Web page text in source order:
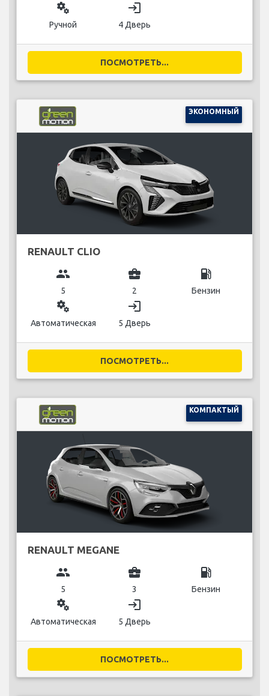
miscellaneous_services
Ручной
login
4 Дверь
ПОСМОТРЕТЬ...
ЭКОНОМНЫЙ
RENAULT CLIO
group
5
business_center
2
local_gas_station
Бензин
miscellaneous_services
Автоматическая
login
5 Дверь
ПОСМОТРЕТЬ...
КОМПАКТЫЙ
RENAULT MEGANE
group
5
business_center
3
local_gas_station
Бензин
miscellaneous_services
Автоматическая
login
5 Дверь
ПОСМОТРЕТЬ...